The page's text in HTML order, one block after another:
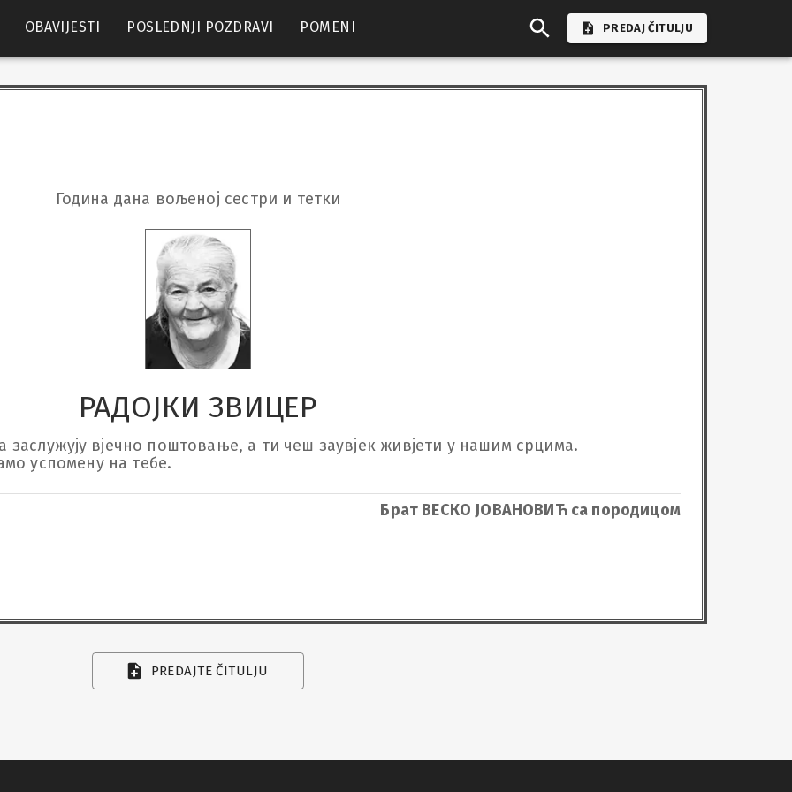
OBAVIJESTI POSLEDNJI POZDRAVI POMENI PREDAJ ČITULJU
Година дана вољеној сестри и тетки
РАДОЈКИ ЗВИЦЕР
заслужују вјечно поштовање, а ти чеш заувјек живјети у нашим срцима.
успомену на тебе.
Брат ВЕСКО ЈОВАНОВИЋ са породицом
PREDAJTE ČITULJU